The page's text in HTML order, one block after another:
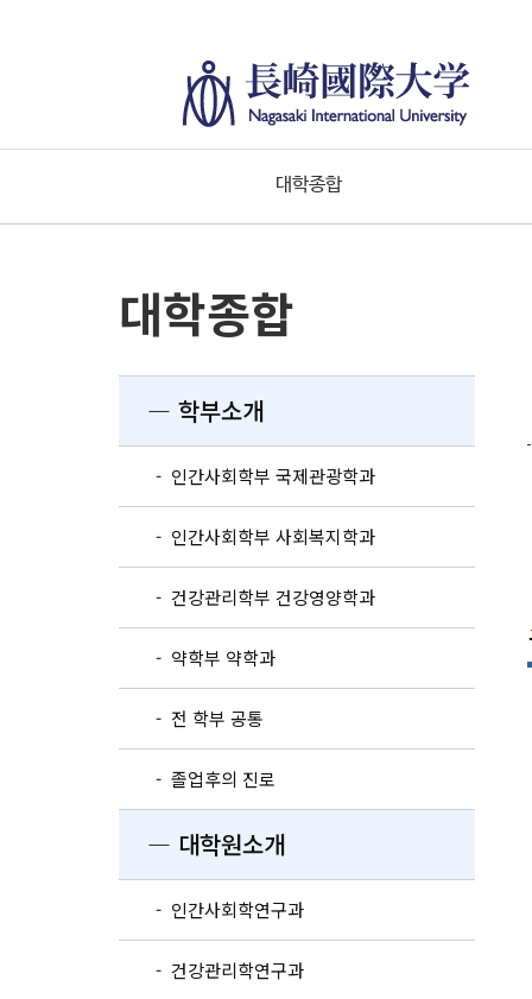
대학종합
대학종합
― 학부소개
- 인간사회학부 국제관광학과
- 인간사회학부 사회복지학과
- 건강관리학부 건강영양학과
- 약학부 약학과
- 전 학부 공통
- 졸업후의 진로
― 대학원소개
- 인간사회학연구과
- 건강관리학연구과